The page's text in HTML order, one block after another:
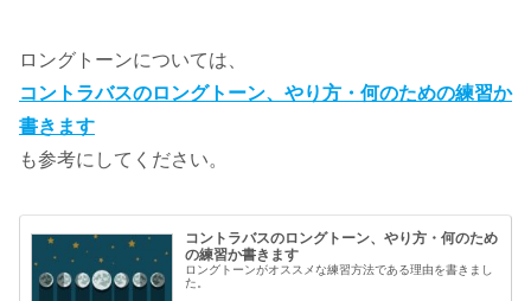
ロングトーンについては、
コントラバスのロングトーン、やり方・何のための練習か
書きます
も参考にしてください。
コントラバスのロングトーン、やり方・何のため
の練習か書きます
ロングトーンがオススメな練習方法である理由を書きまし
た。